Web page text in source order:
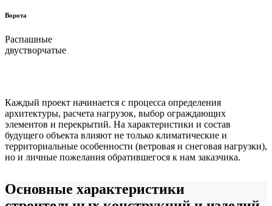
Ворота
Распашные
двустворчатые
Каждый проект начинается с процесса определения
архитектуры, расчета нагрузок, выбор ограждающих
элементов и перекрытий. На характеристики и состав
будущего объекта влияют не только климатические и
территориальные особенности (ветровая и снеговая нагрузки),
но и личные пожелания обратившегося к нам заказчика.
Основные характеристики